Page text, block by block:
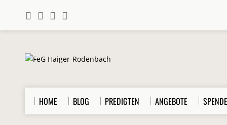
HOME BLOG PREDIGTEN ANGEBOTE